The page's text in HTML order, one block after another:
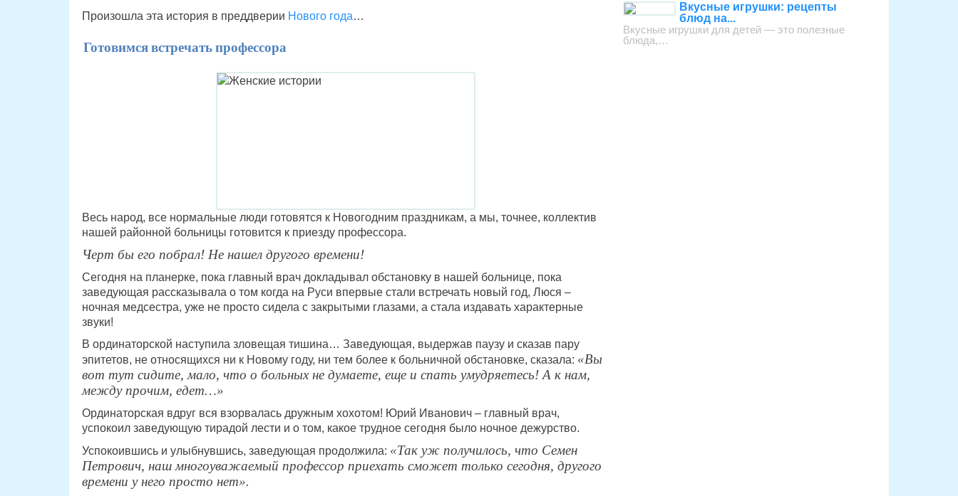
Произошла эта история в преддверии Нового года…
Готовимся встречать профессора
Весь народ, все нормальные люди готовятся к Новогодним праздникам, а мы, точнее, коллектив
нашей районной больницы готовится к приезду профессора.
Черт бы его побрал! Не нашел другого времени!
Сегодня на планерке, пока главный врач докладывал обстановку в нашей больнице, пока
заведующая рассказывала о том когда на Руси впервые стали встречать новый год, Люся –
ночная медсестра, уже не просто сидела с закрытыми глазами, а стала издавать характерные
звуки!
В ординаторской наступила зловещая тишина… Заведующая, выдержав паузу и сказав пару
эпитетов, не относящихся ни к Новому году, ни тем более к больничной обстановке, сказала: «Вы
вот тут сидите, мало, что о больных не думаете, еще и спать умудряетесь! А к нам,
между прочим, едет…»
Ординаторская вдруг вся взорвалась дружным хохотом! Юрий Иванович – главный врач,
успокоил заведующую тирадой лести и о том, какое трудное сегодня было ночное дежурство.
Успокоившись и улыбнувшись, заведующая продолжила: «Так уж получилось, что Семен
Петрович, наш многоуважаемый профессор приехать сможет только сегодня, другого
времени у него просто нет».
Вкусные игрушки: рецепты
блюд на...
Вкусные игрушки для детей — это полезные
блюда,…